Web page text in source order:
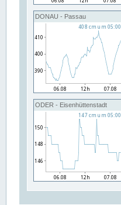
DONAU - Passau
ODER - Eisenhüttenstadt